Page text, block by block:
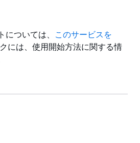
ついては、
このサービスを
には、使用開始方法に関する情